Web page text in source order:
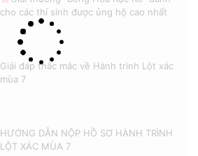
cho các thí sinh được ủng hộ cao nhất
Giải đáp thắc mắc về Hành trình Lột xác
mùa 7
HƯỚNG DẪN NỘP HỒ SƠ HÀNH TRÌNH
LỘT XÁC MÙA 7